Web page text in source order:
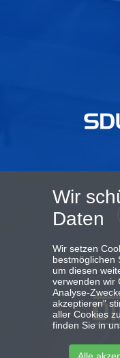
Wir
Daten
Wir setzen
bestmöglichen
um diesen
verwenden wir
Analyse-
akzeptieren"
aller Cookies
finden Sie in